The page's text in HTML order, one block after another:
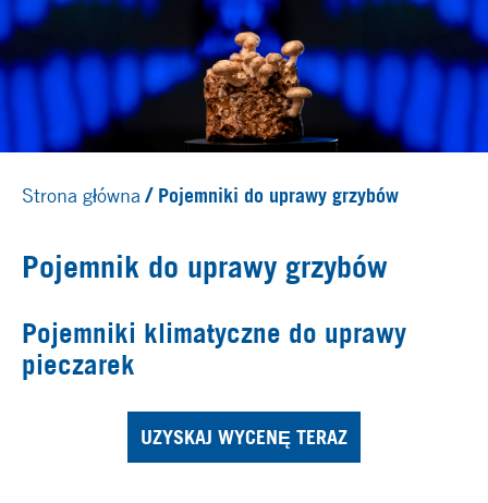
Strona główna Pojemniki do uprawy grzybów
Pojemnik do uprawy grzybów
Pojemniki klimatyczne do uprawy
pieczarek
UZYSKAJ WYCENĘ TERAZ